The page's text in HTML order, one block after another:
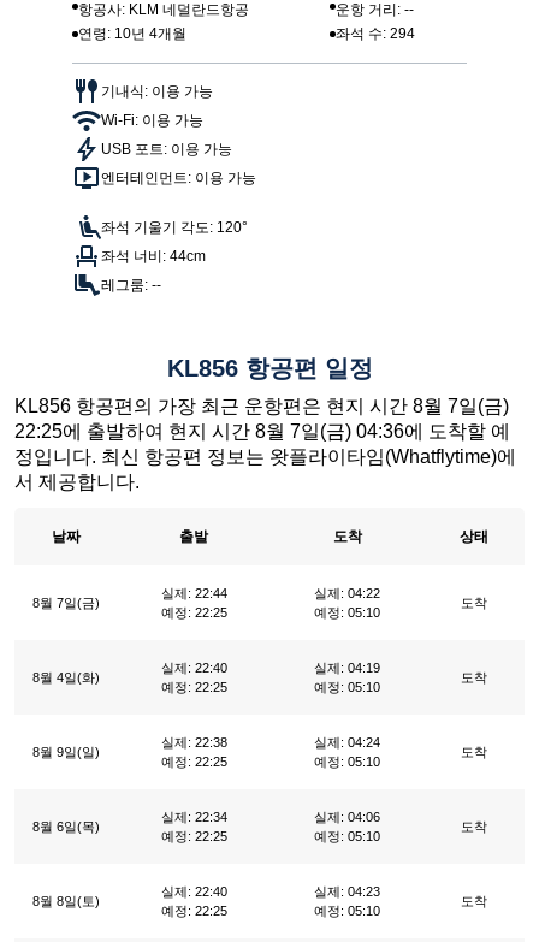
항공사: KLM 네덜란드항공
운항 거리: --
연령: 10년 4개월
좌석 수: 294
기내식: 이용 가능
Wi-Fi: 이용 가능
USB 포트: 이용 가능
엔터테인먼트: 이용 가능
좌석 기울기 각도: 120°
좌석 너비: 44cm
레그룸: --
KL856 항공편 일정
KL856 항공편의 가장 최근 운항편은 현지 시간 8월 7일(금)
22:25에 출발하여 현지 시간 8월 7일(금) 04:36에 도착할 예
정입니다. 최신 항공편 정보는 왓플라이타임(Whatflytime)에
서 제공합니다.
날짜 출발 도착 상태
8월 7일(금)
실제: 22:44
예정: 22:25
실제: 04:22
예정: 05:10
도착
8월 4일(화)
실제: 22:40
예정: 22:25
실제: 04:19
예정: 05:10
도착
8월 9일(일)
실제: 22:38
예정: 22:25
실제: 04:24
예정: 05:10
도착
8월 6일(목)
실제: 22:34
예정: 22:25
실제: 04:06
예정: 05:10
도착
8월 8일(토)
실제: 22:40
예정: 22:25
실제: 04:23
예정: 05:10
도착